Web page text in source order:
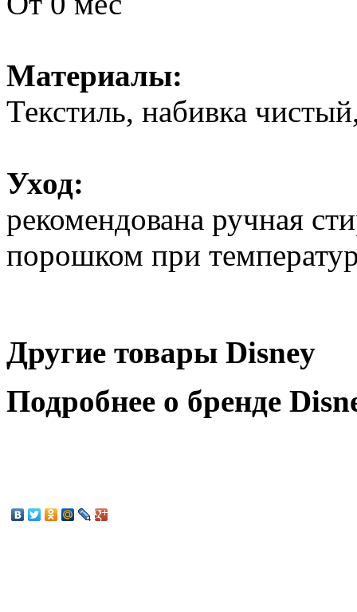
Материалы:
Текстиль, набивка
Уход:
рекомендована ручная
порошком при
Другие товары Disney
Подробнее о бренде